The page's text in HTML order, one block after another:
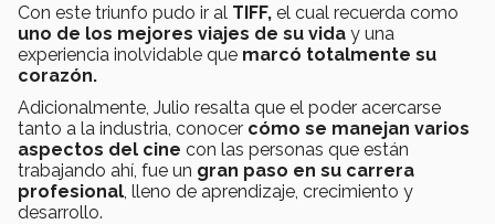
Con este triunfo pudo ir al TIFF, el cual recuerda como
uno de los mejores viajes de su vida y una
experiencia inolvidable que marcó totalmente su
corazón.
Adicionalmente, Julio resalta que el poder acercarse
tanto a la industria, conocer cómo se manejan varios
aspectos del cine con las personas que están
trabajando ahí, fue un gran paso en su carrera
profesional , lleno de aprendizaje, crecimiento y
desarrollo.